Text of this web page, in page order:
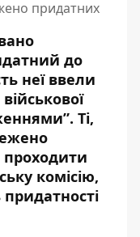
придатних
до
неї ввели
Ті,
комісію,